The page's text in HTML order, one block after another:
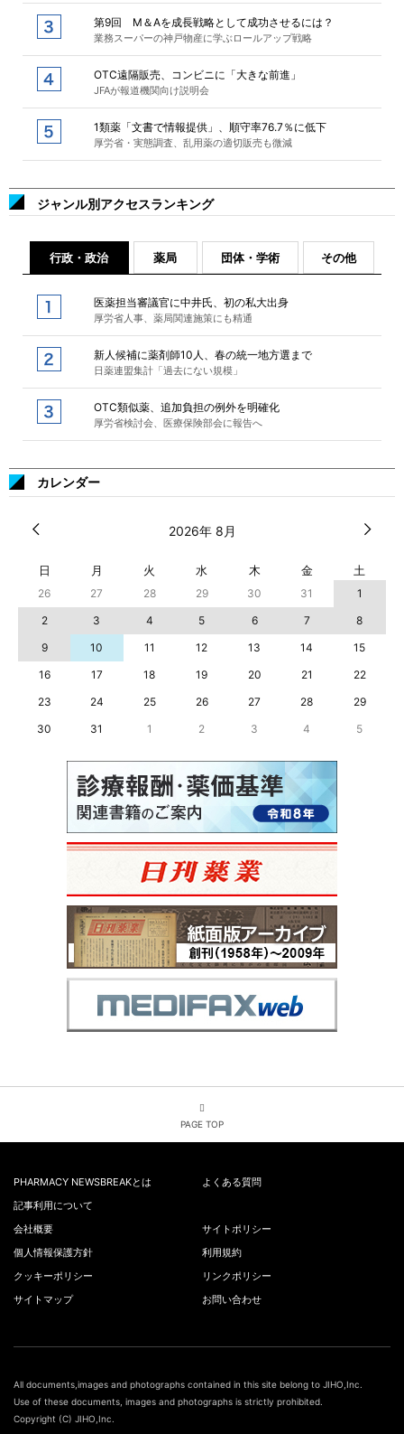
第9回 M＆Aを成長戦略として成功させるには？
業務スーパーの神戸物産に学ぶロールアップ戦略
OTC遠隔販売、コンビニに「大きな前進」
JFAが報道機関向け説明会
1類薬「文書で情報提供」、順守率76.7％に低下
厚労省・実態調査、乱用薬の適切販売も微減
ジャンル別アクセスランキング
行政・政治 薬局 団体・学術 その他
医薬担当審議官に中井氏、初の私大出身
厚労省人事、薬局関連施策にも精通
新人候補に薬剤師10人、春の統一地方選まで
日薬連盟集計「過去にない規模」
OTC類似薬、追加負担の例外を明確化
厚労省検討会、医療保険部会に報告へ
カレンダー
2026年 8月
日 月 火 水 木 金 土
26 27 28 29 30 31
1
2
3 4 5 6 7
8
9
10 11 12 13 14
15
16
17 18 19 20 21
22
23
24 25 26 27 28
29
30
31 1 2 3 4 5
PAGE TOP
PHARMACY NEWSBREAKとは
よくある質問
記事利用について
会社概要
サイトポリシー
個人情報保護方針
利用規約
クッキーポリシー
リンクポリシー
サイトマップ
お問い合わせ
All documents,images and photographs contained in this site belong to JIHO,Inc.
Use of these documents, images and photographs is strictly prohibited.
Copyright (C) JIHO,Inc.